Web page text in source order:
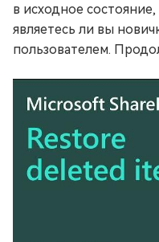
в исходное
являетесь ли вы
пользователем.